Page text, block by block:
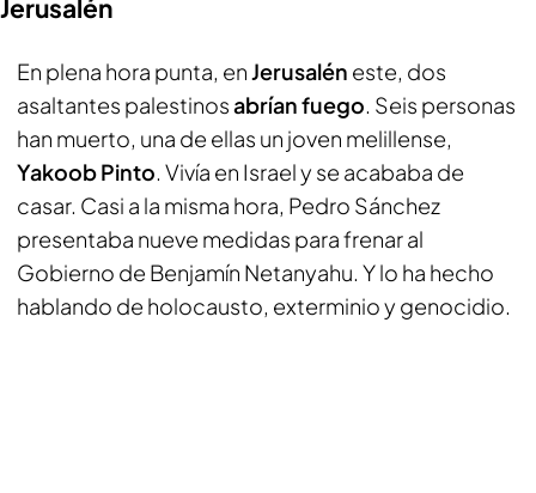
Jerusalén
En plena hora punta, enJerusalén este, dos
asaltantes palestinosabrían fuego. Seis personas
han muerto, una de ellas un joven melillense,
Yakoob Pinto. Vivía en Israel y se acababa de
casar. Casi a la misma hora, Pedro Sánchez
presentaba nueve medidas para frenar al
Gobierno de Benjamín Netanyahu. Y lo ha hecho
hablando de holocausto, exterminio y genocidio.